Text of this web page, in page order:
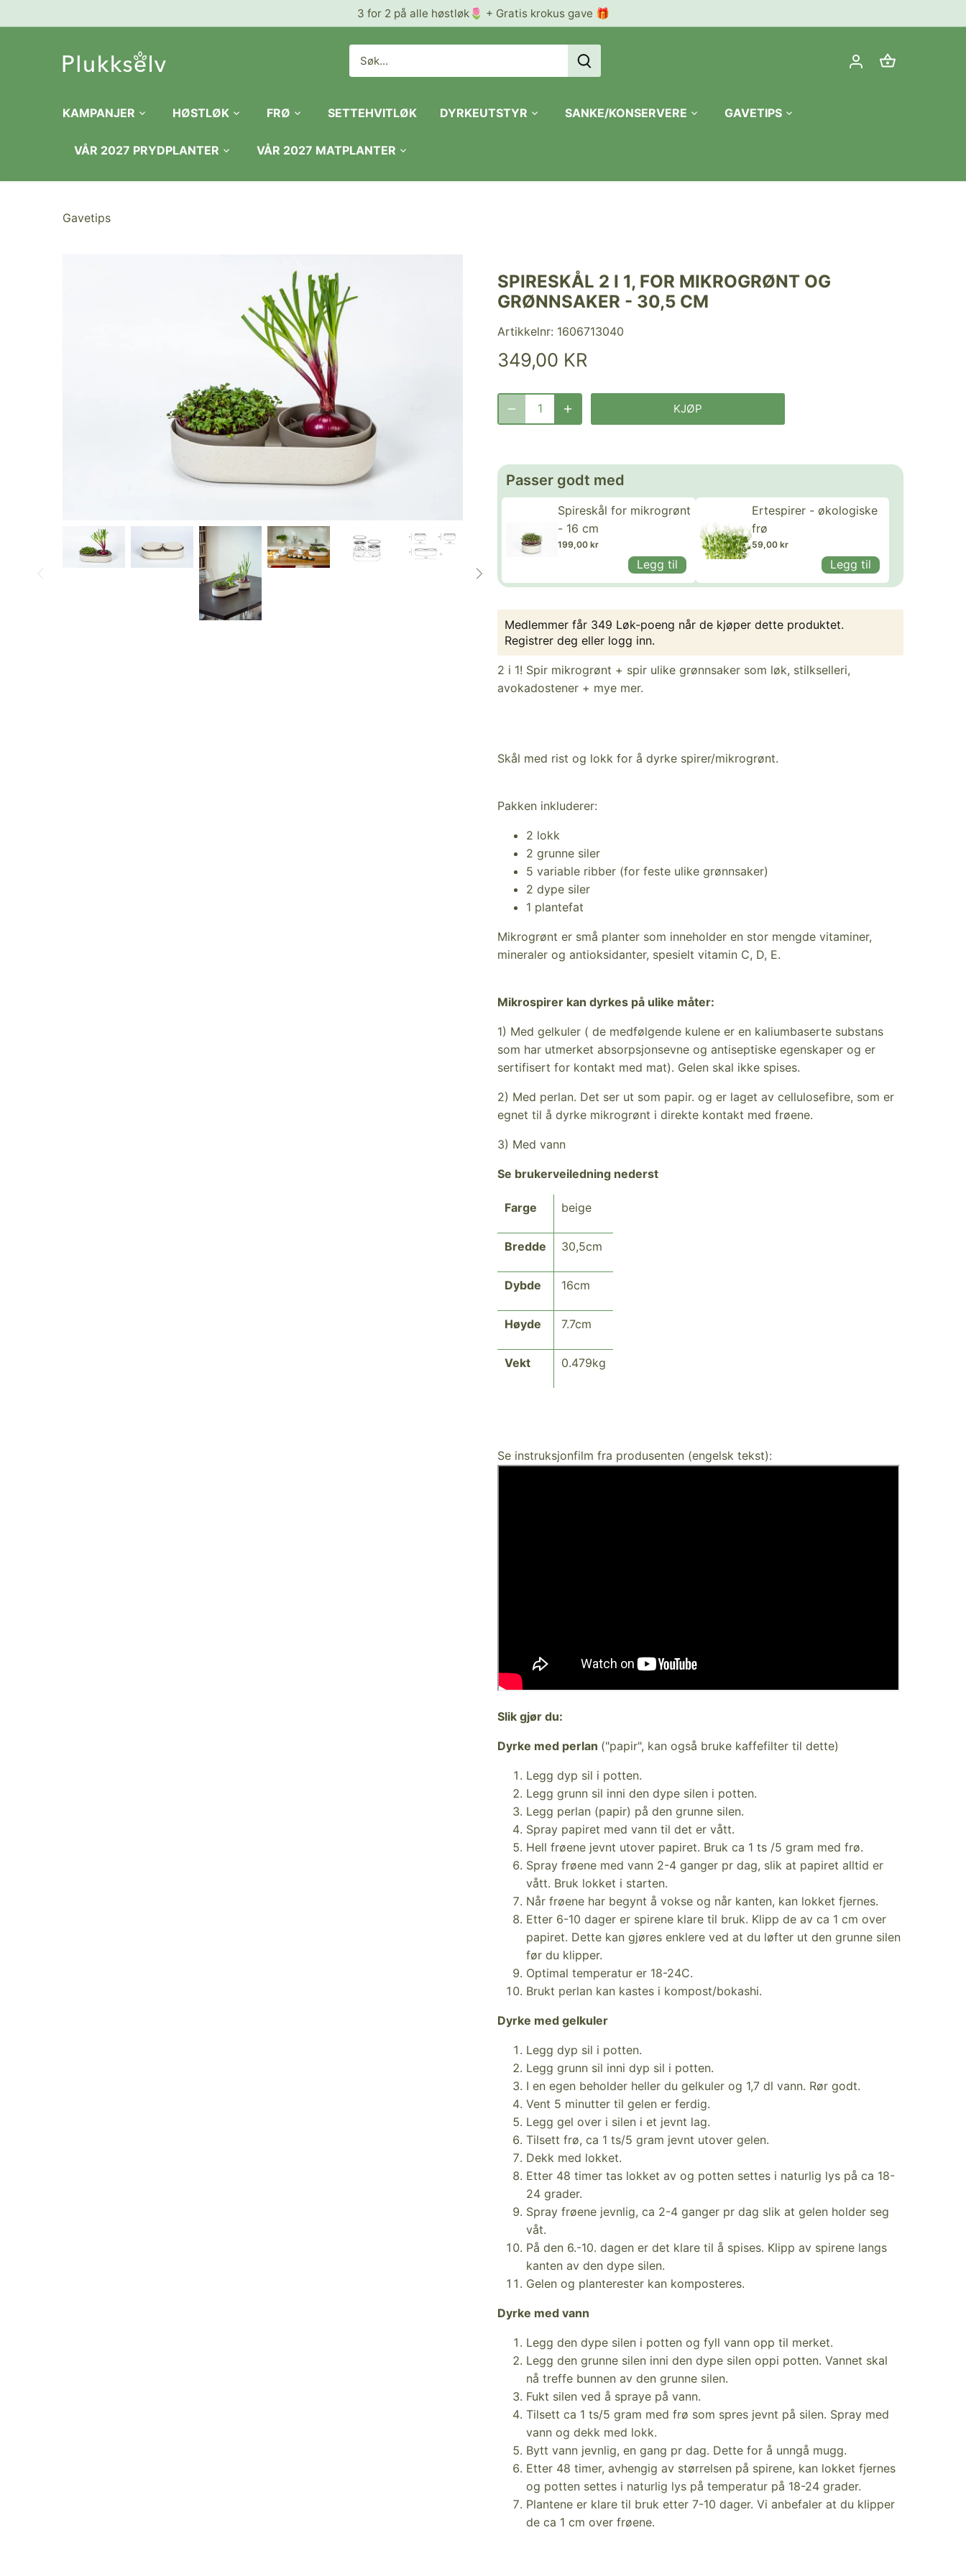
til
3 for 2 på alle høstløk🌷 + Gratis krokus gave 🎁
KAMPANJER HØSTLØK FRØ SETTEHVITLØK DYRKEUTSTYR SANKE/KONSERVERE GAVETIPS
VÅR 2027 PRYDPLANTER VÅR 2027 MATPLANTER
Gavetips
SPIRESKÅL 2 I 1, FOR MIKROGRØNT OG
GRØNNSAKER - 30,5 CM
Artikkelnr: 1606713040
349,00 KR
KJØP
Passer godt med
Spireskål for mikrogrønt
- 16 cm
199,00 kr
Legg til
Ertespirer - økologiske
frø
59,00 kr
Legg til
Medlemmer får 349 Løk-poeng når de kjøper dette produktet.
Registrer deg eller logg inn.
2 i 1! Spir mikrogrønt + spir ulike grønnsaker som løk, stilkselleri,
avokadostener + mye mer.
Skål med rist og lokk for å dyrke spirer/mikrogrønt.
Pakken inkluderer:
2 lokk
2 grunne siler
5 variable ribber (for feste ulike grønnsaker)
2 dype siler
1 plantefat
Mikrogrønt er små planter som inneholder en stor mengde vitaminer,
mineraler og antioksidanter, spesielt vitamin C, D, E.
Mikrospirer kan dyrkes på ulike måter:
1) Med gelkuler ( de medfølgende kulene er en kaliumbaserte substans
som har utmerket absorpsjonsevne og antiseptiske egenskaper og er
sertifisert for kontakt med mat). Gelen skal ikke spises.
2) Med perlan. Det ser ut som papir. og er laget av cellulosefibre, som er
egnet til å dyrke mikrogrønt i direkte kontakt med frøene.
3) Med vann
Se brukerveiledning nederst
Farge beige
Bredde 30,5cm
Dybde 16cm
Høyde 7.7cm
Vekt 0.479kg
Se instruksjonfilm fra produsenten (engelsk tekst):
Slik gjør du:
Dyrke med perlan ("papir", kan også bruke kaffefilter til dette)
Legg dyp sil i potten.
Legg grunn sil inni den dype silen i potten.
Legg perlan (papir) på den grunne silen.
Spray papiret med vann til det er vått.
Hell frøene jevnt utover papiret. Bruk ca 1 ts /5 gram med frø.
Spray frøene med vann 2-4 ganger pr dag, slik at papiret alltid er
vått. Bruk lokket i starten.
Når frøene har begynt å vokse og når kanten, kan lokket fjernes.
Etter 6-10 dager er spirene klare til bruk. Klipp de av ca 1 cm over
papiret. Dette kan gjøres enklere ved at du løfter ut den grunne silen
før du klipper.
Optimal temperatur er 18-24C.
Brukt perlan kan kastes i kompost/bokashi.
Dyrke med gelkuler
Legg dyp sil i potten.
Legg grunn sil inni dyp sil i potten.
I en egen beholder heller du gelkuler og 1,7 dl vann. Rør godt.
Vent 5 minutter til gelen er ferdig.
Legg gel over i silen i et jevnt lag.
Tilsett frø, ca 1 ts/5 gram jevnt utover gelen.
Dekk med lokket.
Etter 48 timer tas lokket av og potten settes i naturlig lys på ca 18-
24 grader.
Spray frøene jevnlig, ca 2-4 ganger pr dag slik at gelen holder seg
våt.
På den 6.-10. dagen er det klare til å spises. Klipp av spirene langs
kanten av den dype silen.
Gelen og planterester kan komposteres.
Dyrke med vann
Legg den dype silen i potten og fyll vann opp til merket.
Legg den grunne silen inni den dype silen oppi potten. Vannet skal
nå treffe bunnen av den grunne silen.
Fukt silen ved å spraye på vann.
Tilsett ca 1 ts/5 gram med frø som spres jevnt på silen. Spray med
vann og dekk med lokk.
Bytt vann jevnlig, en gang pr dag. Dette for å unngå mugg.
Etter 48 timer, avhengig av størrelsen på spirene, kan lokket fjernes
og potten settes i naturlig lys på temperatur på 18-24 grader.
Plantene er klare til bruk etter 7-10 dager. Vi anbefaler at du klipper
de ca 1 cm over frøene.